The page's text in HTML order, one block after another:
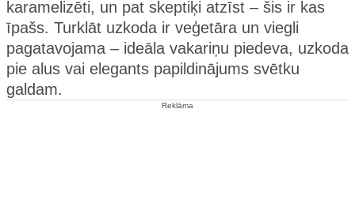
karamelizēti, un pat skeptiķi atzīst – šis ir kas
īpašs. Turklāt uzkoda ir veģetāra un viegli
pagatavojama – ideāla vakariņu piedeva, uzkoda
pie alus vai elegants papildinājums svētku
galdam.
Reklāma